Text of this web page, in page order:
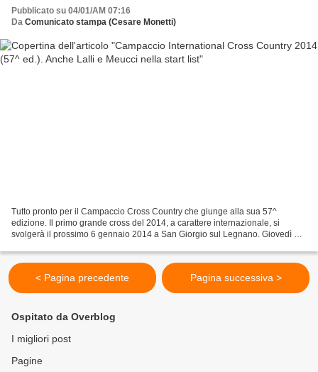
Pubblicato su 04/01/AM 07:16
Da Comunicato stampa (Cesare Monetti)
Tutto pronto per il Campaccio Cross Country che giunge alla sua 57^
edizione. Il primo grande cross del 2014, a carattere internazionale, si
svolgerà il prossimo 6 gennaio 2014 a San Giorgio sul Legnano. Giovedì 19
< Pagina precedente Pagina successiva >
Ospitato da Overblog
I migliori post
Pagine